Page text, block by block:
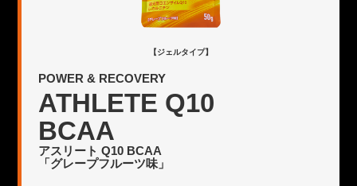
【ジェルタイプ】
POWER & RECOVERY
ATHLETE Q10
BCAA
アスリート Q10 BCAA
「グレープフルーツ味」